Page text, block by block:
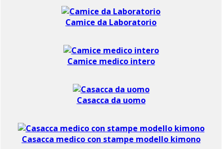
Camice da Laboratorio
Camice medico intero
Casacca da uomo
Casacca medico con stampe modello kimono